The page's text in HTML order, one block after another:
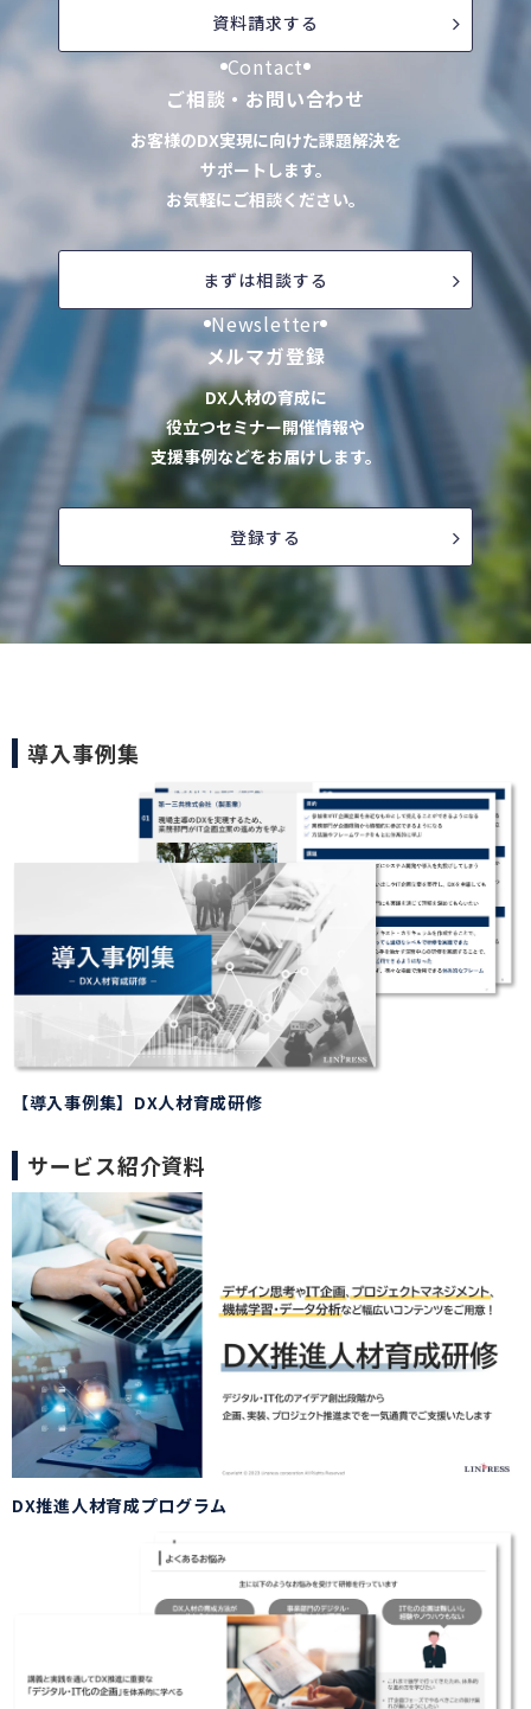
資料請求する
Contact
ご相談・お問い合わせ
お客様のDX実現に向けた課題解決を
サポートします。
お気軽にご相談ください。
まずは相談する
Newsletter
メルマガ登録
DX人材の育成に
役立つセミナー開催情報や
支援事例などをお届けします。
登録する
導入事例集
【導入事例集】DX人材育成研修
サービス紹介資料
DX推進人材育成プログラム